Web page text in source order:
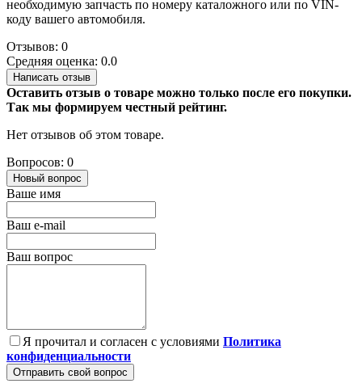
необходимую запчасть по номеру каталожного или по VIN-
коду вашего автомобиля.
Отзывов: 0
Средняя оценка: 0.0
Написать отзыв
Оставить отзыв о товаре можно только после его покупки.
Так мы формируем честный рейтинг.
Нет отзывов об этом товаре.
Вопросов: 0
Новый вопрос
Ваше имя
Ваш e-mail
Ваш вопрос
Я прочитал и согласен с условиями Политика
конфиденциальности
Отправить свой вопрос